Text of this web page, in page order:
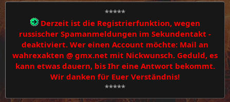
*****
Derzeit ist die Registrierfunktion, wegen
russischer Spamanmeldungen im Sekundentakt -
deaktiviert. Wer einen Account möchte: Mail an
wahrexakten @ gmx.net mit Nickwunsch. Geduld, es
kann etwas dauern, bis Ihr eine Antwort bekommt.
Wir danken für Euer Verständnis!
*****